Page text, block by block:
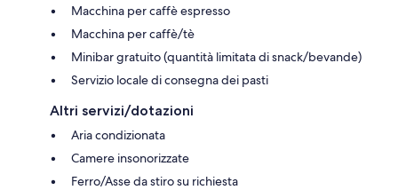
Macchina per caffè espresso
Macchina per caffè/tè
Minibar gratuito (quantità limitata di snack/bevande)
Servizio locale di consegna dei pasti
Altri servizi/dotazioni
Aria condizionata
Camere insonorizzate
Ferro/Asse da stiro su richiesta